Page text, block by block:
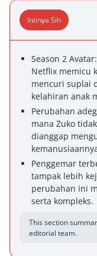
Intinya Sih
Season 2
Netflix memicu
mencuri suplai
kelahiran anak
Perubahan
mana Zuko
dianggap
Penggemar
tampak lebih
perubahan ini
serta kompleks.
This section
editorial team.